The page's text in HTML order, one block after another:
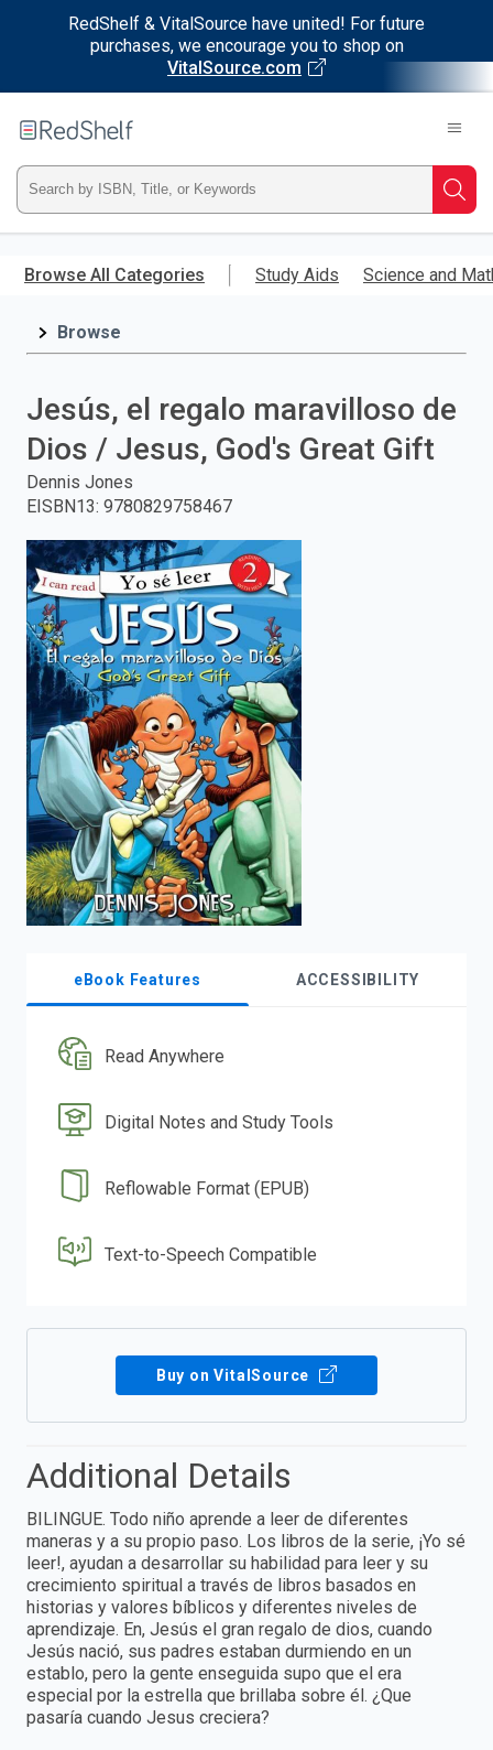
RedShelf & VitalSource have united! For future
purchases, we encourage you to shop on
VitalSource.com
main
RedShelf
Type
ISBN,
Title,
press
to
search.
Browse All Categories Study Aids Science and
Browse
Jesús, el regalo maravilloso de
Dios / Jesus, God's Great Gift
Dennis Jones
EISBN13: 9780829758467
eBook Features ACCESSIBILITY
Read Anywhere
Digital Notes and Study Tools
Reflowable Format (EPUB)
Text-to-Speech Compatible
Buy on VitalSource
Additional Details
BILINGUE. Todo niño aprende a leer de diferentes
maneras y a su propio paso. Los libros de la serie, ¡Yo sé
leer!, ayudan a desarrollar su habilidad para leer y su
crecimiento spiritual a través de libros basados en
historias y valores bíblicos y diferentes niveles de
aprendizaje. En, Jesús el gran regalo de dios, cuando
Jesús nació, sus padres estaban durmiendo en un
establo, pero la gente enseguida supo que el era
especial por la estrella que brillaba sobre él. ¿Que
pasaría cuando Jesus creciera?